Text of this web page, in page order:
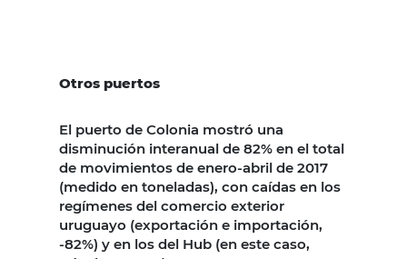
Otros puertos
El puerto de Colonia mostró una
disminución interanual de 82% en el total
de movimientos de enero-abril de 2017
(medido en toneladas), con caídas en los
regímenes del comercio exterior
uruguayo (exportación e importación,
-82%) y en los del Hub (en este caso,